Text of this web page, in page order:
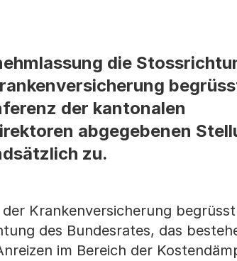
die
der kantonalen
abgegebenen
zu.
Krankenversicherung
des Bundesrates, das
im Bereich der